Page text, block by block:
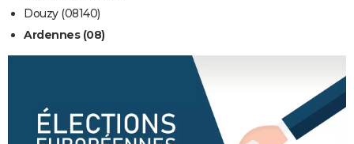
Douzy (08140)
Ardennes (08)